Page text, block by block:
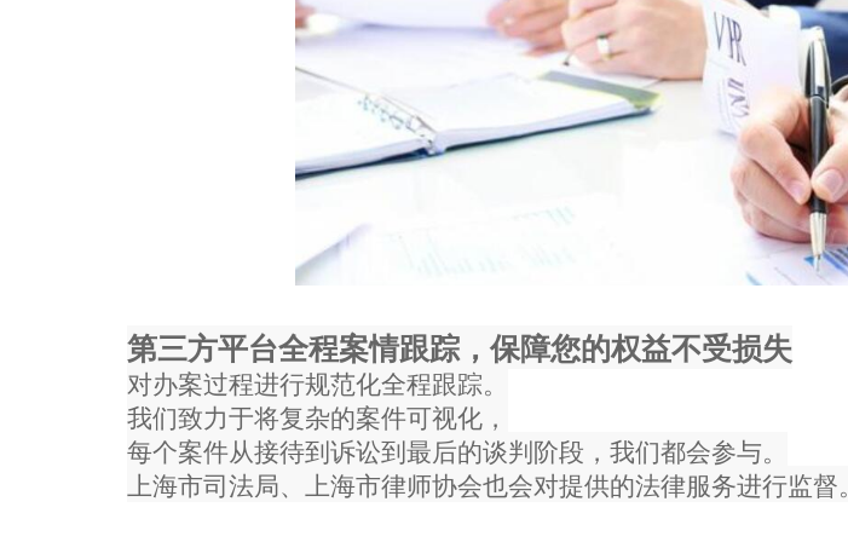
第三方平台全程案情跟踪，保障您的权益不受损失
对办案过程进行规范化全程跟踪。
我们致力于将复杂的案件可视化，
每个案件从接待到诉讼到最后的谈判阶段，我们都会参与。
上海市司法局、上海市律师协会也会对提供的法律服务进行监督。